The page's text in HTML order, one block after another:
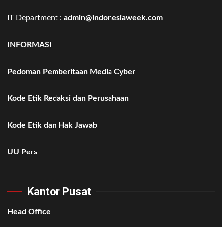
IT Department : admin@indonesiaweek.com
INFORMASI
Pedoman Pemberitaan Media Cyber
Kode Etik Redaksi dan Perusahaan
Kode Etik dan Hak Jawab
UU Pers
Kantor Pusat
Head Office